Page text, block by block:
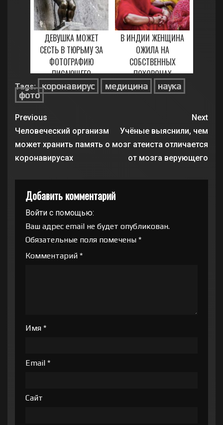
ДЕВУШКА МОЖЕТ
СЕСТЬ В ТЮРЬМУ ЗА
ФОТОГРАФИЮ
ПИСАЮЩЕГО
МАЛЬЧИКА
В ИНДИИ ЖЕНЩИНА
ОЖИЛА НА
СОБСТВЕННЫХ
ПОХОРОНАХ
27 ЯНВАРЯ, 2021
Tags: коронавирус медицина
наука
фото
Previous
Человеческий организм
может хранить память о
коронавирусах
Next
Учёные выяснили, чем
мозг атеиста отличается
от мозга верующего
Добавить комментарий
Войти с помощью:
Ваш адрес email не будет опубликован.
Обязательные поля помечены *
Комментарий *
Имя *
Email *
Сайт